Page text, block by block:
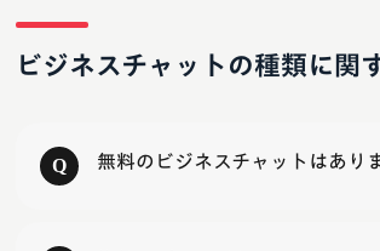
ビジネスチャットの種類に関
無料のビジネスチャットはあり